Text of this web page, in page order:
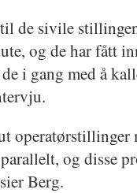
de sivile
og de har fått
i gang med å
operatørstillinger
og disse
Berg.